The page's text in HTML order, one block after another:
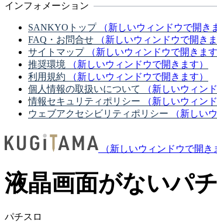
インフォメーション
SANKYOトップ
（新しいウィンドウで開き
FAQ・お問合せ
（新しいウィンドウで開きま
サイトマップ
（新しいウィンドウで開きます
推奨環境
（新しいウィンドウで開きます）
利用規約
（新しいウィンドウで開きます）
個人情報の取扱いについて
（新しいウィン
情報セキュリティポリシー
（新しいウィン
ウェブアクセシビリティポリシー
（新しい
（新しいウィンドウで開き
液晶画面がないパ
パチスロ